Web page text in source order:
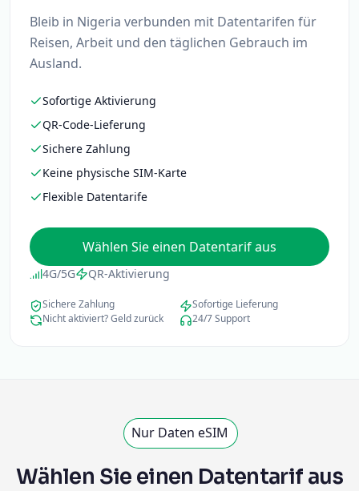
Bleib in Nigeria verbunden mit Datentarifen für
Reisen, Arbeit und den täglichen Gebrauch im
Ausland.
Sofortige Aktivierung
QR-Code-Lieferung
Sichere Zahlung
Keine physische SIM-Karte
Flexible Datentarife
Wählen Sie einen Datentarif aus
4G/5G QR-Aktivierung
Sichere Zahlung
Sofortige Lieferung
Nicht aktiviert? Geld zurück
24/7 Support
Nur Daten eSIM
Wählen Sie einen Datentarif aus